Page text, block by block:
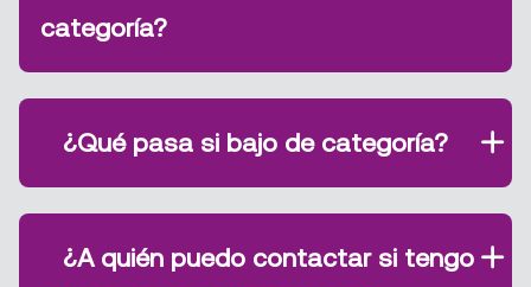
categoría?
¿Qué pasa si bajo de categoría?
¿A quién puedo contactar si tengo